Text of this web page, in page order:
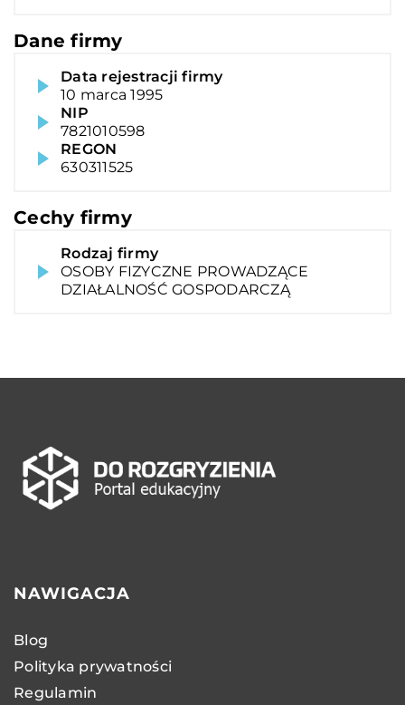
Dane firmy
Data rejestracji firmy
10 marca 1995
NIP
7821010598
REGON
630311525
Cechy firmy
Rodzaj firmy
OSOBY FIZYCZNE PROWADZĄCE
DZIAŁALNOŚĆ GOSPODARCZĄ
NAWIGACJA
Blog
Polityka prywatności
Regulamin